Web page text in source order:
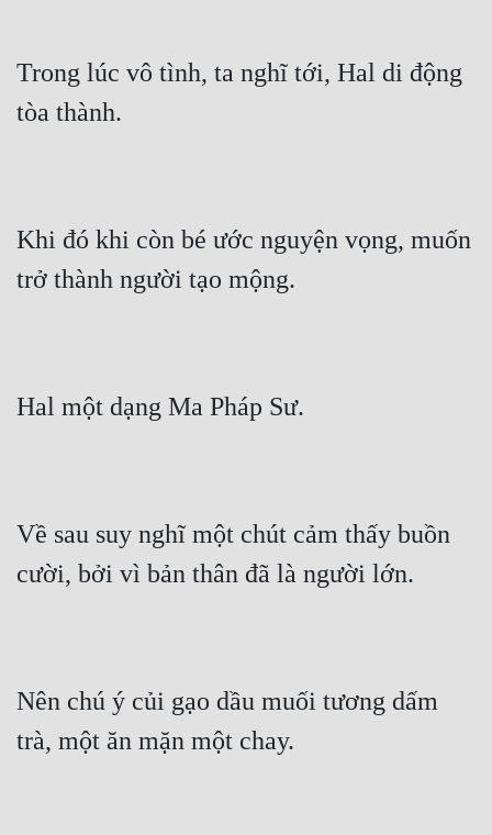
Trong lúc vô tình, ta nghĩ tới, Hal di động
tòa thành.
Khi đó khi còn bé ước nguyện vọng, muốn
trở thành người tạo mộng.
Hal một dạng Ma Pháp Sư.
Về sau suy nghĩ một chút cảm thấy buồn
cười, bởi vì bản thân đã là người lớn.
Nên chú ý củi gạo dầu muối tương dấm
trà, một ăn mặn một chay.